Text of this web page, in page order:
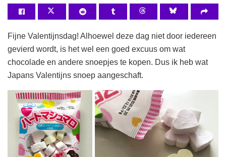
Fijne Valentijnsdag! Alhoewel deze dag niet door iedereen
gevierd wordt, is het wel een goed excuus om wat
chocolade en andere snoepjes te kopen. Dus ik heb wat
Japans Valentijns snoep aangeschaft.